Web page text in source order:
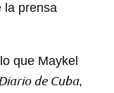
la prensa
que Maykel
de Cuba,